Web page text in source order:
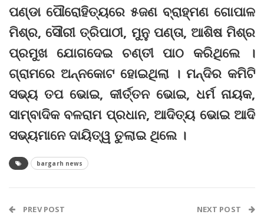
ପଣ୍ଡା ପୌରୋହିତ୍ୟରେ ୫ଜଣ ବ୍ରାହ୍ମଣ ଗୋପାଳ
ମିଶ୍ର, ସୌରୀ ତ୍ରିପାଠୀ, ମୁନୁ ପଣ୍ତା, ଆଶିଷ ମିଶ୍ର
ପ୍ରମୁଖ ଯୋଗଦେଇ ଚଣ୍ତୀ ପାଠ କରିଥିଲେ ।
ଗ୍ରାମରେ ଅନ୍ନକୋଟ ହୋଇଥିଲା । ମନ୍ଦିର କମିଟି
ସଭ୍ୟ ତପ ଭୋଇ, କୀର୍ତ୍ତନ ଭୋଇ, ଧର୍ମ ନାୟକ,
ସାମ୍ବାଦିକ ବଳରାମ ପ୍ରଧାନ, ଆଦିତ୍ୟ ଭୋଇ ଆଦି
ସଭ୍ୟମାନେ ଦାୟିତ୍ୱ ତୁଲାଇ ଥିଲେ ।
bargarh news
PREV POST NEXT POST